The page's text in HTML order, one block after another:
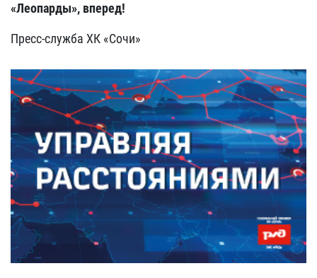
«Леопарды», вперед!
Пресс-служба ХК «Сочи»